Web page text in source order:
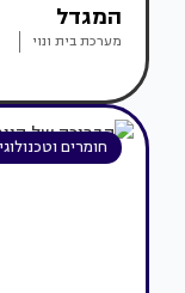
המגדל
מערכת בית ונוי
חומרים